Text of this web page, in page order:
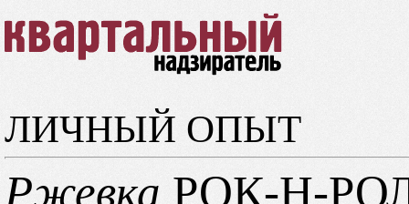
ЛИЧНЫЙ ОПЫТ
Ржевка РОК-Н-